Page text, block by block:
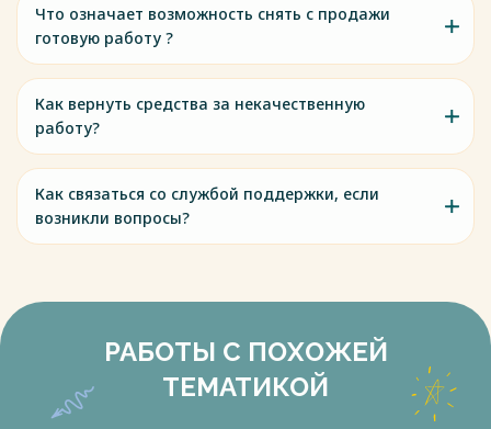
Что означает возможность снять с продажи
готовую работу ?
Как вернуть средства за некачественную
работу?
Как связаться со службой поддержки, если
возникли вопросы?
РАБОТЫ С ПОХОЖЕЙ
ТЕМАТИКОЙ